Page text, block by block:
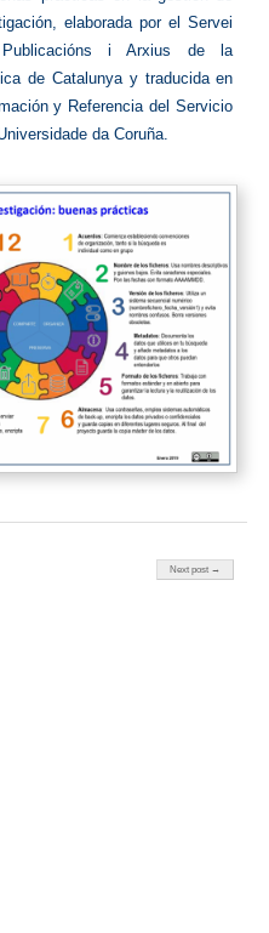
elaborada por el Servei
Publicacións i Arxius de la
de Catalunya y traducida en
y Referencia del Servicio
da Coruña.
Next post →